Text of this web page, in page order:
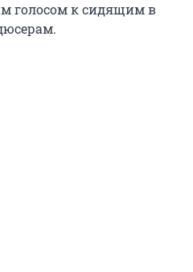
голосом к сидящим в